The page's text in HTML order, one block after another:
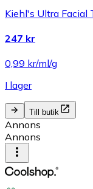
Kiehl's Ultra Facial
247 kr
0,99 kr/ml/g
I lager
Till butik
Annons
Annons